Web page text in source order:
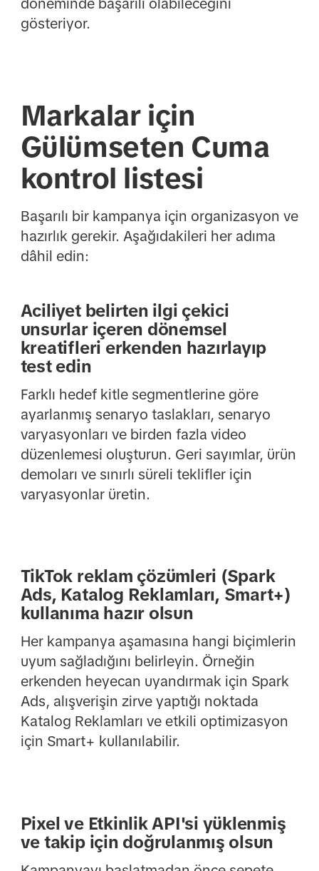
döneminde başarılı olabileceğini
gösteriyor.
Markalar için
Gülümseten Cuma
kontrol listesi
Başarılı bir kampanya için organizasyon ve
hazırlık gerekir. Aşağıdakileri her adıma
dâhil edin:
Aciliyet belirten ilgi çekici
unsurlar içeren dönemsel
kreatifleri erkenden hazırlayıp
test edin
Farklı hedef kitle segmentlerine göre
ayarlanmış senaryo taslakları, senaryo
varyasyonları ve birden fazla video
düzenlemesi oluşturun. Geri sayımlar, ürün
demoları ve sınırlı süreli teklifler için
varyasyonlar üretin.
TikTok reklam çözümleri (Spark
Ads, Katalog Reklamları, Smart+)
kullanıma hazır olsun
Her kampanya aşamasına hangi biçimlerin
uyum sağladığını belirleyin. Örneğin
erkenden heyecan uyandırmak için Spark
Ads, alışverişin zirve yaptığı noktada
Katalog Reklamları ve etkili optimizasyon
için Smart+ kullanılabilir.
Pixel ve Etkinlik API'si yüklenmiş
ve takip için doğrulanmış olsun